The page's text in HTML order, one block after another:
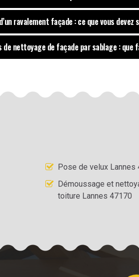
ravalement façade : ce que vous devez
de nettoyage de façade par sablage :
Pose de velux Lannes
Démoussage et
toiture Lannes 47170